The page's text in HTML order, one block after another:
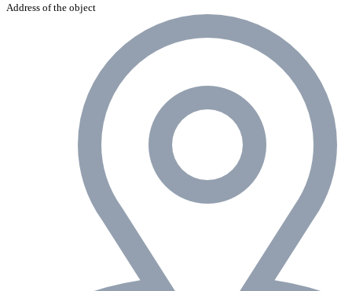
Address of the object